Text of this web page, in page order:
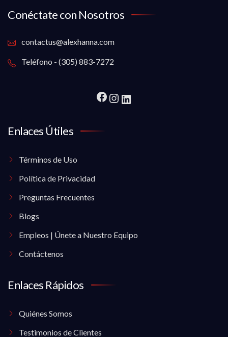
Conéctate con Nosotros
contactus@alexhanna.com
Teléfono - (305) 883-7272
Enlaces Útiles
Términos de Uso
Política de Privacidad
Preguntas Frecuentes
Blogs
Empleos | Únete a Nuestro Equipo
Contáctenos
Enlaces Rápidos
Quiénes Somos
Testimonios de Clientes